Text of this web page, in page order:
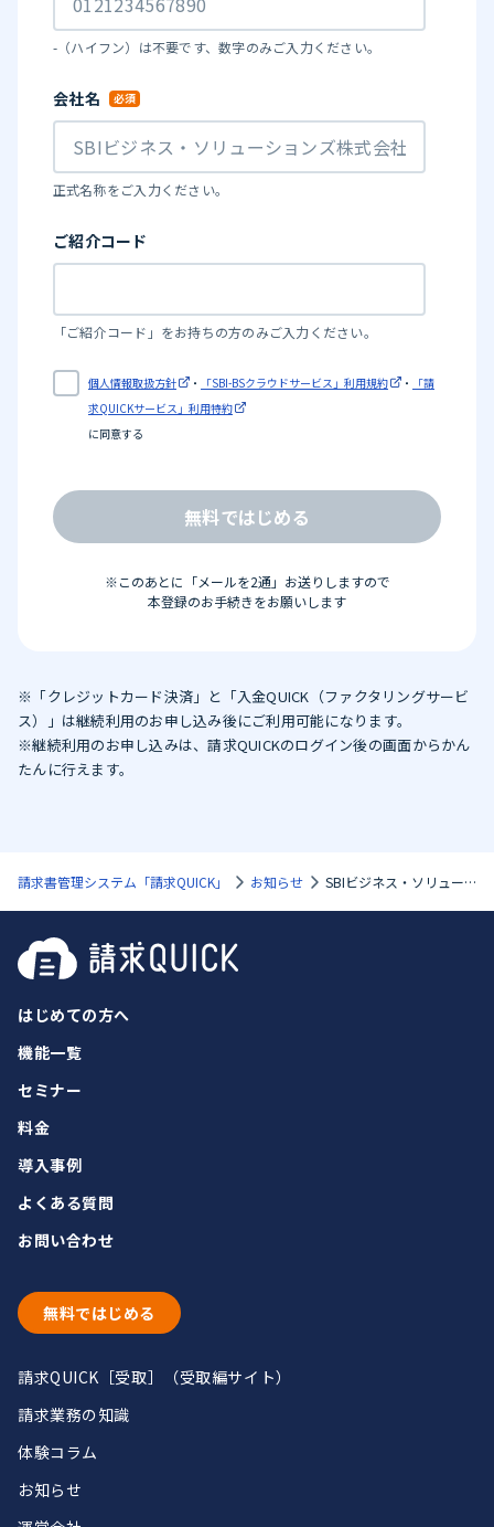
-（ハイフン）は不要です、数字のみご入力ください。
会社名
正式名称をご入力ください。
ご紹介コード
「ご紹介コード」をお持ちの方のみご入力ください。
個人情報取扱方針 ・ 「SBI-BSクラウドサービス」利用規約 ・
「請
求QUICKサービス」利用特約
に同意する
無料ではじめる
※このあとに「メールを2通」お送りしますので
本登録のお手続きをお願いします
※「クレジットカード決済」と「入金QUICK（ファクタリングサービ
ス）」は継続利用のお申し込み後にご利用可能になります。
※継続利用のお申し込みは、請求QUICKのログイン後の画面からかん
たんに行えます。
請求書管理システム「請求QUICK」 お知らせ SBIビジネス・ソリューションズ、「資金繰りDXセミナー」を辻・本郷税理士法人および辻・本郷ITコンサルティングと共催～請求書発行から資金調達まで一気通貫でDXを実現する方法をご紹介～
はじめての方へ
機能一覧
セミナー
料金
導入事例
よくある質問
お問い合わせ
請求QUICK［受取］（受取編サイト）
請求業務の知識
体験コラム
お知らせ
無料ではじめる